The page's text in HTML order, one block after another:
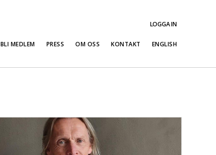
LOGGA IN
BLI MEDLEM PRESS OM OSS KONTAKT ENGLISH